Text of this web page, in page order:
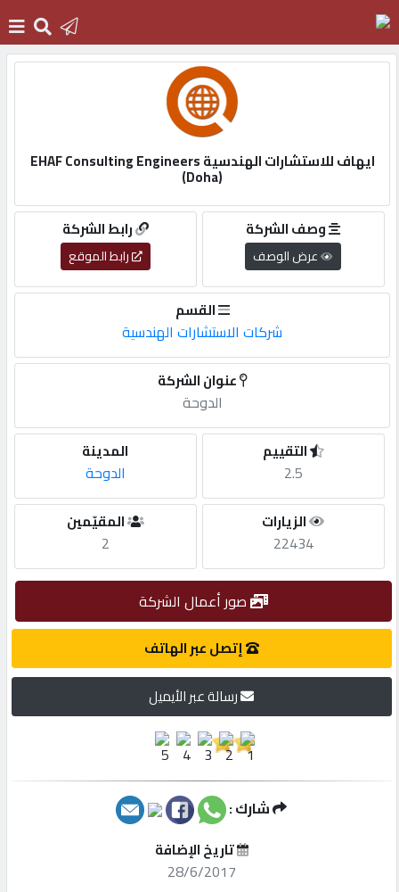
دخول
التسجيل
English
أضف
مطلوب
طلب
الاحصائيات
الأقسام
مميزة
إبحث
ايهاف للاستشارات الهندسية EHAF Consulting Engineers
(Doha)
رابط الشركة
رابط الموقع
وصف الشركة
عرض الوصف
القسم
شركات الاستشارات الهندسية
عنوان الشركة
الدوحة
المدينة
الدوحة
التقييم
2.5
المقيّمين
2
الزيارات
22434
صور أعمال الشركة
إتصل عبر الهاتف
رسالة عبر الأيميل
شارك :
تاريخ الإضافة
28/6/2017